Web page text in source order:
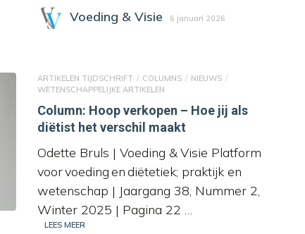
Voeding & Visie 6 januari 2026
ARTIKELEN TIJDSCHRIFT COLUMNS
NIEUWS
WETENSCHAPPELIJKE ARTIKELEN
Column: Hoop verkopen – Hoe jij als
diëtist het verschil maakt
Odette Bruls | Voeding & Visie Platform
voor voeding en diëtetiek; praktijk en
wetenschap | Jaargang 38, Nummer 2,
Winter 2025 | Pagina 22 …
LEES MEER